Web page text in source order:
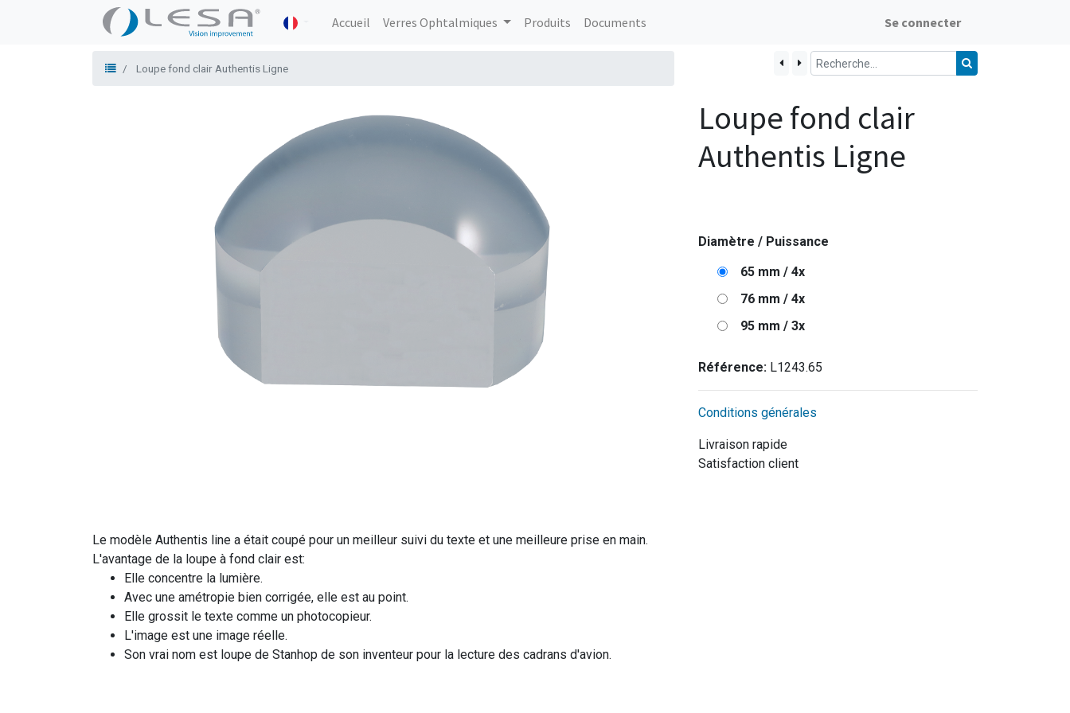
Accueil Verres Ophtalmiques Produits Documents Se connecter
Loupe fond clair Authentis Ligne
Loupe fond clair
Authentis Ligne
Diamètre / Puissance
65 mm / 4x
76 mm / 4x
95 mm / 3x
Référence: L1243.65
Conditions générales
Livraison rapide
Satisfaction client
Le modèle Authentis line a était coupé pour un meilleur suivi du texte et une meilleure prise en main.
L'avantage de la loupe à fond clair est:
Elle concentre la lumière.
Avec une amétropie bien corrigée, elle est au point.
Elle grossit le texte comme un photocopieur.
L'image est une image réelle.
Son vrai nom est loupe de Stanhop de son inventeur pour la lecture des cadrans d'avion.